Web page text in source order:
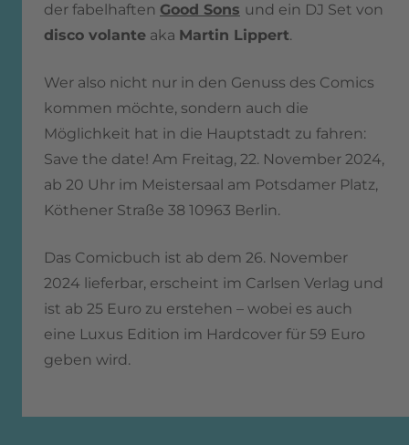
der fabelhaften Good Sons und ein DJ Set von
disco volante aka Martin Lippert.
Wer also nicht nur in den Genuss des Comics
kommen möchte, sondern auch die
Möglichkeit hat in die Hauptstadt zu fahren:
Save the date! Am Freitag, 22. November 2024,
ab 20 Uhr im Meistersaal am Potsdamer Platz,
Köthener Straße 38 10963 Berlin.
Das Comicbuch ist ab dem 26. November
2024 lieferbar, erscheint im Carlsen Verlag und
ist ab 25 Euro zu erstehen – wobei es auch
eine Luxus Edition im Hardcover für 59 Euro
geben wird.